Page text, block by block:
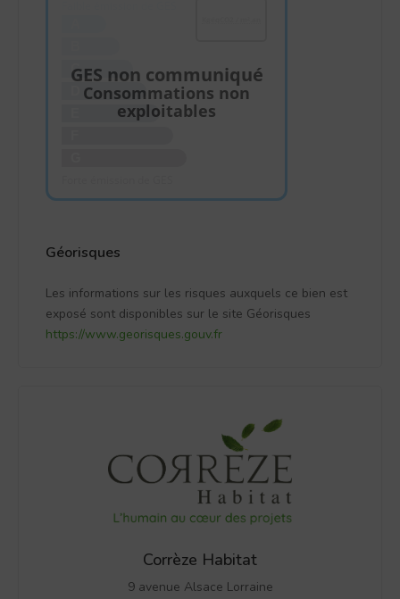
C
GES non communiqué
Consommations non
exploitables
Géorisques
Les informations sur les risques auxquels ce bien est
exposé sont disponibles sur le site Géorisques
https://www.georisques.gouv.fr
Corrèze Habitat
9 avenue Alsace Lorraine